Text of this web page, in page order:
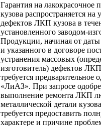
Гарантия на
кузова распространяется на
дефектов ЛКП кузова в
установленного заводом-
Продукции, начиная от даты
и указанного в договоре
устранения массовых
изготовитель) дефектов
требуется
«ЛиАЗ». При запросе
выполнение ремонта ЛКП
металлической детали
требуется предоставить
характере и причине